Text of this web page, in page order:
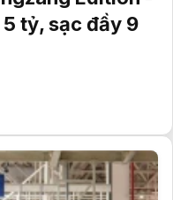
tỷ, sạc đầy 9